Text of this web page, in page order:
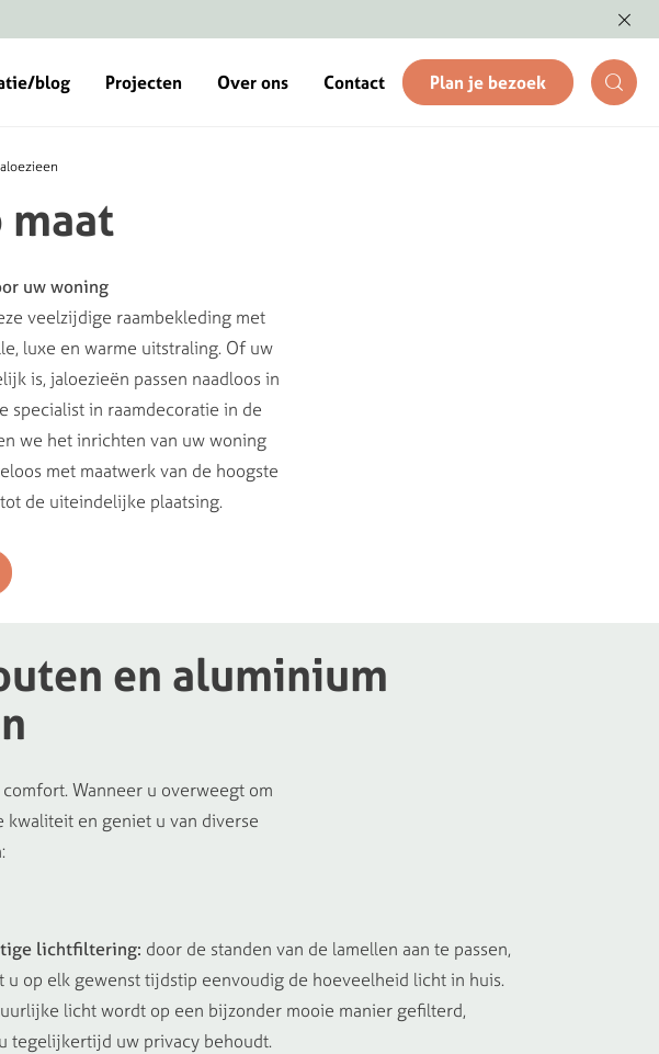
blog Projecten Over ons Contact Plan je bezoek
maat
uw woning
veelzijdige raambekleding met
luxe en warme uitstraling. Of uw
is, jaloezieën passen naadloos in
specialist in raamdecoratie in de
we het inrichten van uw woning
met maatwerk van de hoogste
de uiteindelijke plaatsing.
en aluminium
Wanneer u overweegt om
kwaliteit en geniet u van diverse
lichtfiltering: door de standen van de lamellen aan te passen,
u op elk gewenst tijdstip eenvoudig de hoeveelheid licht in huis.
licht wordt op een bijzonder mooie manier gefilterd,
tegelijkertijd uw privacy behoudt.